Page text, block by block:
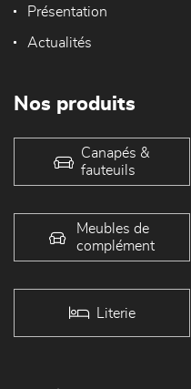
Présentation
Actualités
Nos produits
Canapés &
fauteuils
Meubles de
complément
Literie